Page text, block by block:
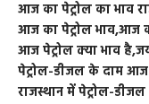
आज का पेट्रोल का भाव
आज का पेट्रोल भावआज
आज पेट्रोल क्या भाव है
पेट्रोल-डीजल के दाम
राजस्थान में पेट्रोल-